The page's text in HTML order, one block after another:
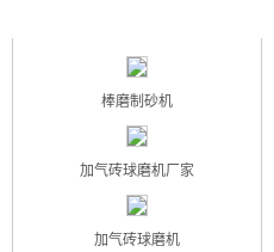
棒磨制砂机
加气砖球磨机厂家
加气砖球磨机